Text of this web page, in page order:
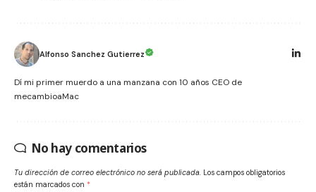
Alfonso Sanchez Gutierrez
Dí mi primer muerdo a una manzana con 10 años CEO de
mecambioaMac
No hay comentarios
Tu dirección de correo electrónico no será publicada. Los campos obligatorios
están marcados con *